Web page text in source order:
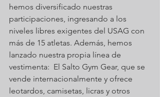
hemos diversificado nuestras
participaciones, ingresando a los
niveles libres exigentes del USAG con
más de 15 atletas. Además, hemos
lanzado nuestra propia línea de
vestimenta:  El Salto Gym Gear, que se
vende internacionalmente y ofrece
leotardos, camisetas, licras y otros